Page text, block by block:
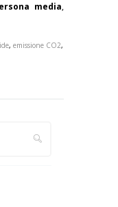
media,
, emissione CO2,